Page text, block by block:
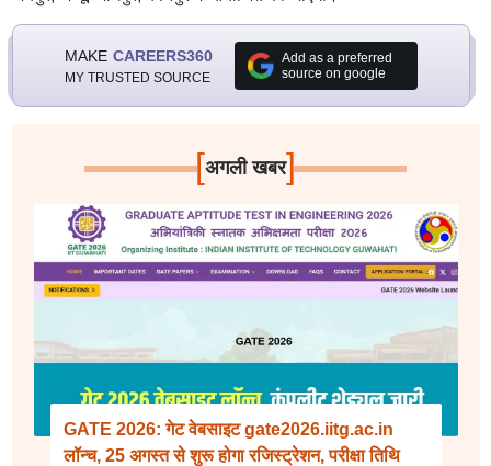
MAKE CAREERS360
MY TRUSTED SOURCE
Add as a preferred
source on google
[अगली खबर]
GATE 2026: गेट वेबसाइट gate2026.iitg.ac.in
लॉन्च, 25 अगस्त से शुरू होगा रजिस्ट्रेशन, परीक्षा तिथि